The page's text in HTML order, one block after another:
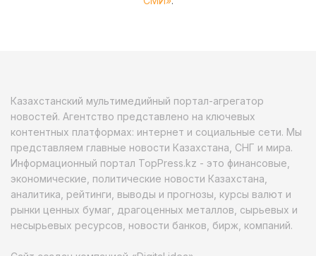
Казахстанский мультимедийный портал-агрегатор
новостей. Агентство представлено на ключевых
контентных платформах: интернет и социальные сети. Мы
представляем главные новости Казахстана, СНГ и мира.
Информационный портал TopPress.kz - это финансовые,
экономические, политические новости Казахстана,
аналитика, рейтинги, выводы и прогнозы, курсы валют и
рынки ценных бумаг, драгоценных металлов, сырьевых и
несырьевых ресурсов, новости банков, бирж, компаний.